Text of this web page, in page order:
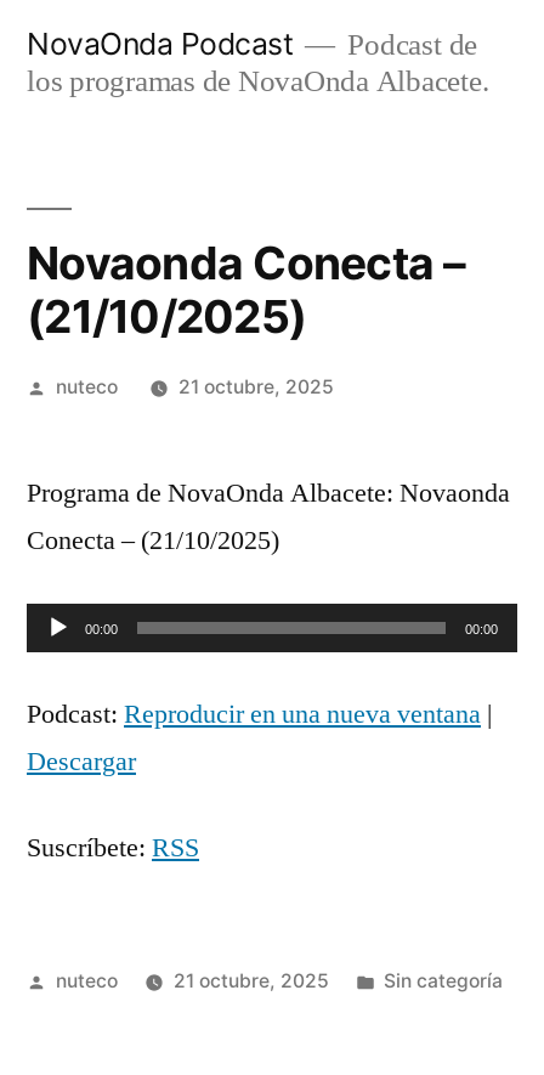
NovaOnda Podcast
Podcast de
los programas de NovaOnda Albacete.
Novaonda Conecta –
(21/10/2025)
Publicada
nuteco 21 octubre, 2025
Programa de NovaOnda Albacete: Novaonda
Conecta – (21/10/2025)
Reproductor
audio
00:00 00:00
Podcast: Reproducir en una nueva ventana |
Descargar
Suscríbete: RSS
Publicada
nuteco 21 octubre, 2025
Publicada
Sin categoría